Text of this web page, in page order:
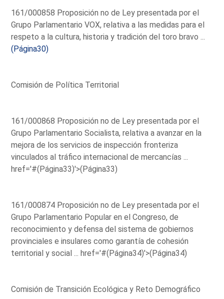
161/000858 Proposición no de Ley presentada por el
Grupo Parlamentario VOX, relativa a las medidas para el
respeto a la cultura, historia y tradición del toro bravo ...
(Página30)
Comisión de Política Territorial
161/000868 Proposición no de Ley presentada por el
Grupo Parlamentario Socialista, relativa a avanzar en la
mejora de los servicios de inspección fronteriza
vinculados al tráfico internacional de mercancías ...
href='#(Página33)'>(Página33)
161/000874 Proposición no de Ley presentada por el
Grupo Parlamentario Popular en el Congreso, de
reconocimiento y defensa del sistema de gobiernos
provinciales e insulares como garantía de cohesión
territorial y social ...href='#(Página34)'>(Página34)
Comisión de Transición Ecológica y Reto Demográfico